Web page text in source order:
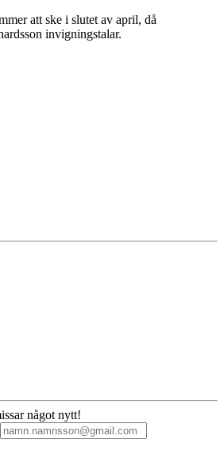
att ske i slutet av april, då
invigningstalar.
något nytt!